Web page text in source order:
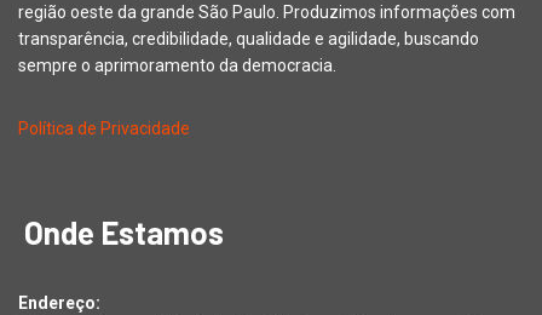
região oeste da grande São Paulo. Produzimos informações com
transparência, credibilidade, qualidade e agilidade, buscando
sempre o aprimoramento da democracia.
Política de Privacidade
Onde Estamos
Endereço: